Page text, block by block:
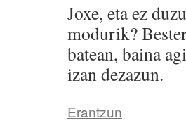
Joxe, eta ez
modurik?
batean, baina
izan dezazun.
Erantzun